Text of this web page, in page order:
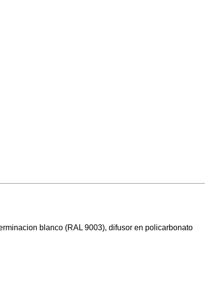
blanco (RAL 9003), difusor en policarbonato